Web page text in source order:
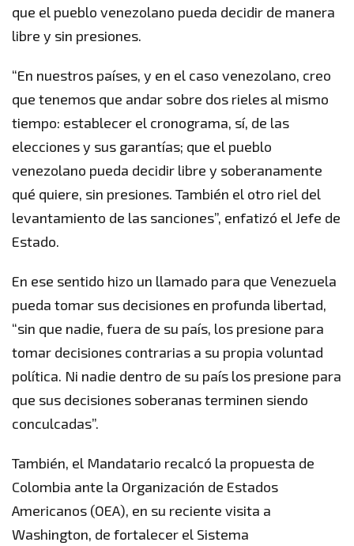
que el pueblo venezolano pueda decidir de manera
libre y sin presiones.
“En nuestros países, y en el caso venezolano, creo
que tenemos que andar sobre dos rieles al mismo
tiempo: establecer el cronograma, sí, de las
elecciones y sus garantías; que el pueblo
venezolano pueda decidir libre y soberanamente
qué quiere, sin presiones. También el otro riel del
levantamiento de las sanciones”, enfatizó el Jefe de
Estado.
En ese sentido hizo un llamado para que Venezuela
pueda tomar sus decisiones en profunda libertad,
“sin que nadie, fuera de su país, los presione para
tomar decisiones contrarias a su propia voluntad
política. Ni nadie dentro de su país los presione para
que sus decisiones soberanas terminen siendo
conculcadas”.
También, el Mandatario recalcó la propuesta de
Colombia ante la Organización de Estados
Americanos (OEA), en su reciente visita a
Washington, de fortalecer el Sistema